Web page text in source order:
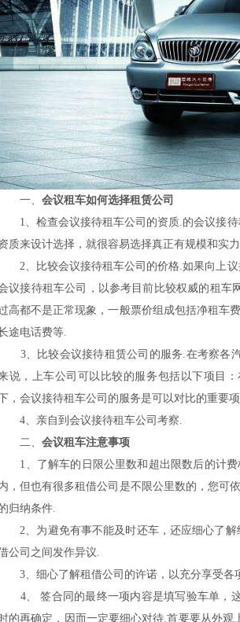
一、 会议租车如何选择租赁公司
1、检查会议接待租车公司的资质.的会议接待
质来设计选择，就很容易选择真正有规模和实力
2、比较会议接待租车公司的价格.如果向上议
议接待租车公司，以参考目前比较权威的租车
高都不是正常现象，一般票价组成包括净租车
途电话费等.
3、比较会议接待租赁公司的服务.在考察各
说，上车公司可以比较的服务包括以下项目
，会议接待租车公司的服务是可以对比的重要项
4、亲自到会议接待租车公司考察.
二、 会议租车注意事项
1、了解车的日限公里数和超出限数后的计费
，但也有很多租借公司是不限公里数的，您可
归纳条件.
2、为避免有事不能及时还车，还应细心了解
公司之间发作异议.
3、细心了解租借公司的许诺，以充分享受各
4、 签合同的最终一项内容是填写验车单，
的再确定，因而一定要细心对待.首要要从外